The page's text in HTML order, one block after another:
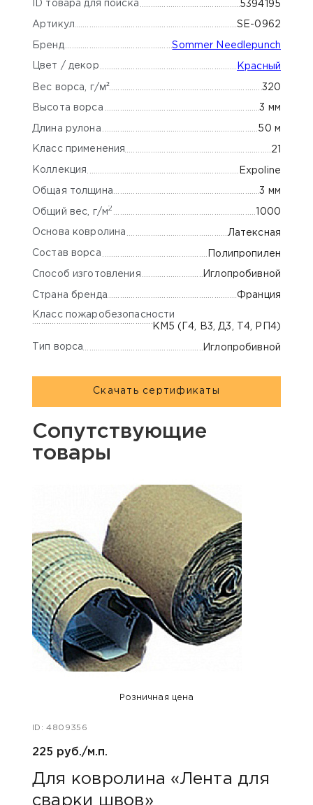
ID товара для поиска 5394195
Артикул SE-0962
Бренд Sommer Needlepunch
Цвет / декор Красный
Вес ворса, г/м² 320
Высота ворса 3 мм
Длина рулона 50 м
Класс применения 21
Коллекция Expoline
Общая толщина 3 мм
Общий вес, г/м2 1000
Основа ковролина Латексная
Состав ворса Полипропилен
Способ изготовления Иглопробивной
Страна бренда Франция
Класс пожаробезопасности
КМ5 (Г4, В3, Д3, Т4, РП4)
Тип ворса Иглопробивной
Скачать сертификаты
Сопутствующие
товары
Розничная цена
ID: 4809356
225 руб./м.п.
Для ковролина «Лента для
сварки швов»